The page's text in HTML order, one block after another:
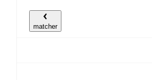
matcher